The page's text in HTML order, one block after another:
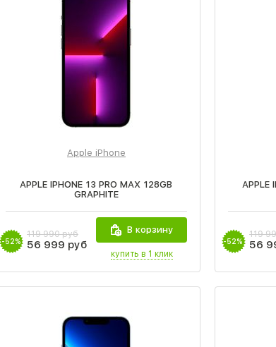
Apple iPhone
APPLE IPHONE 13 PRO MAX 128GB
GRAPHITE
-52%
119 990 руб
56 999 руб
В корзину
купить в 1 клик
APPLE
-52%
119
56